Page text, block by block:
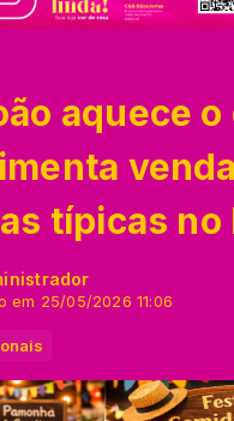
aquece
típicas no
em 25/05/2026 11:06